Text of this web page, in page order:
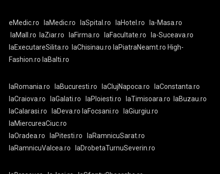
eMedic.ro laMedic.ro laSpital.ro laHotel.ro
la-Masa.ro
laMall.ro
laZiar.ro laFirma.ro laFacultate.ro
la-Suceava.ro
laExecutareSilita.ro
laChisinau.ro laPiatraNeamt.ro High-
Fashion.ro laBalti.ro
laRomania.ro laBucuresti.ro laClujNapoca.ro
laConstanta.ro
laCraiova.ro
laGalati.ro laPloiesti.ro laTimisoara.ro
laBuzau.ro
laCalarasi.ro
laDeva.ro laFocsani.ro
laGiurgiu.ro
laMiercureaCiuc.ro
laOradea.ro
laPitesti.ro
laRamnicuSarat.ro
laRamnicuValcea.ro
laDrobetaTurnuSeverin.ro